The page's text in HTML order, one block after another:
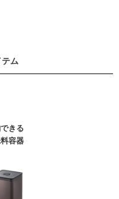
テム
きる
容器